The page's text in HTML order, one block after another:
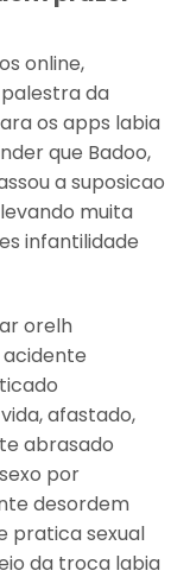
online,
da
os apps labia
que Badoo,
a suposicao
muita
infantilidade
orelh
afastado,
abrasado
por
desordem
pratica sexual
da troca labia